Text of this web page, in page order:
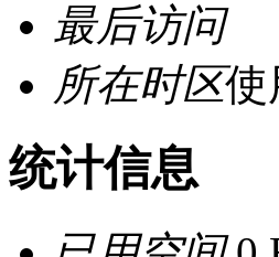
最后访问
所在时区使
统计信息